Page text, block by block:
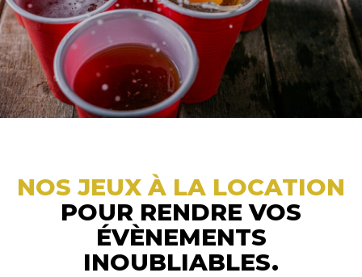
NOS JEUX À LA LOCATION
POUR RENDRE VOS
ÉVÈNEMENTS
INOUBLIABLES.